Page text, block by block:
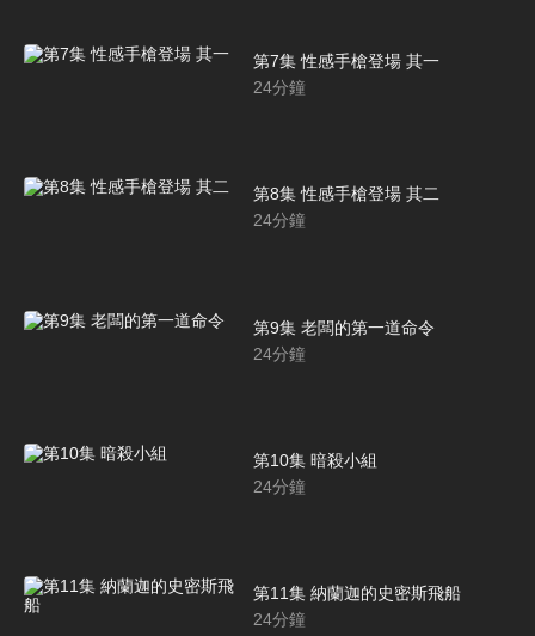
第7集 性感手槍登場 其一
24分鐘
第8集 性感手槍登場 其二
24分鐘
第9集 老闆的第一道命令
24分鐘
第10集 暗殺小組
24分鐘
第11集 納蘭迦的史密斯飛船
24分鐘